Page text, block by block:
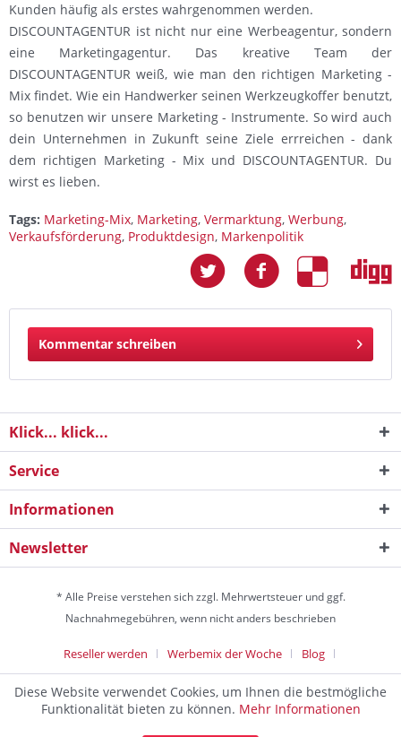
Kunden häufig als erstes wahrgenommen werden.
DISCOUNTAGENTUR ist nicht nur eine Werbeagentur, sondern
eine Marketingagentur. Das kreative Team der
DISCOUNTAGENTUR weiß, wie man den richtigen Marketing -
Mix findet. Wie ein Handwerker seinen Werkzeugkoffer benutzt,
so benutzen wir unsere Marketing - Instrumente. So wird auch
dein Unternehmen in Zukunft seine Ziele errreichen - dank
dem richtigen Marketing - Mix und DISCOUNTAGENTUR. Du
wirst es lieben.
Tags: Marketing-Mix, Marketing, Vermarktung, Werbung,
Verkaufsförderung, Produktdesign, Markenpolitik
Kommentar schreiben
Klick... klick...
Service
Informationen
Newsletter
* Alle Preise verstehen sich zzgl. Mehrwertsteuer und ggf.
Nachnahmegebühren, wenn nicht anders beschrieben
Reseller werden Werbemix der Woche
Blog
Die Werbeagentur
Discountagentur Medien- & Werbeagentur aus Helmstedt Copyright
Diese Website verwendet Cookies, um Ihnen die bestmögliche
Funktionalität bieten zu können. Mehr Informationen